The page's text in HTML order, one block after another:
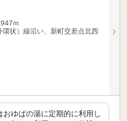
状）線沿い、新町交差点北西
ゆばの湯に定期的に利用し